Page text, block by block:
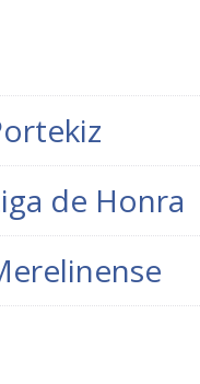
de Honra